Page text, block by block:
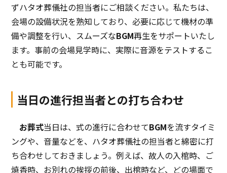
ずハタオ葬儀社の担当者にご相談ください。私たちは、
会場の設備状況を熟知しており、必要に応じて機材の準
備や調整を行い、スムーズなBGM再生をサポートいたし
ます。事前の会場見学時に、実際に音源をテストするこ
とも可能です。
当日の進行担当者との打ち合わせ
お葬式当日は、式の進行に合わせてBGMを流すタイミ
ングや、音量などを、ハタオ葬儀社の担当者と綿密に打
ち合わせしておきましょう。例えば、故人の入棺時、ご
焼香時、お別れの挨拶の前後、出棺時など、どの場面で